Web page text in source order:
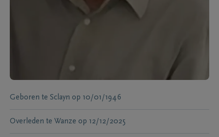
Geboren te Sclayn op 10/01/1946
Overleden te Wanze op 12/12/2025